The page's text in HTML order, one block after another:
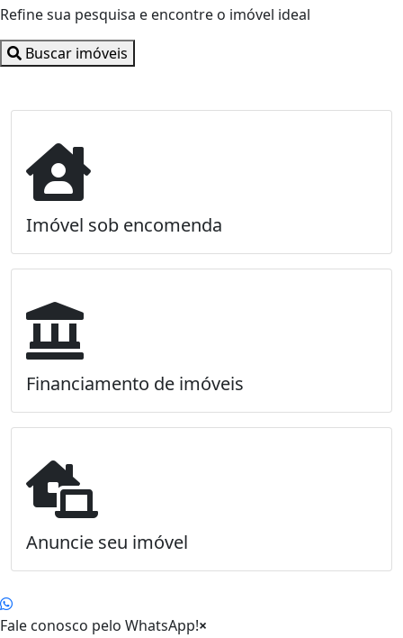
Refine sua pesquisa e encontre o imóvel ideal
Buscar imóveis
Imóvel sob encomenda
Financiamento de imóveis
Anuncie seu imóvel
Fale conosco pelo WhatsApp!×